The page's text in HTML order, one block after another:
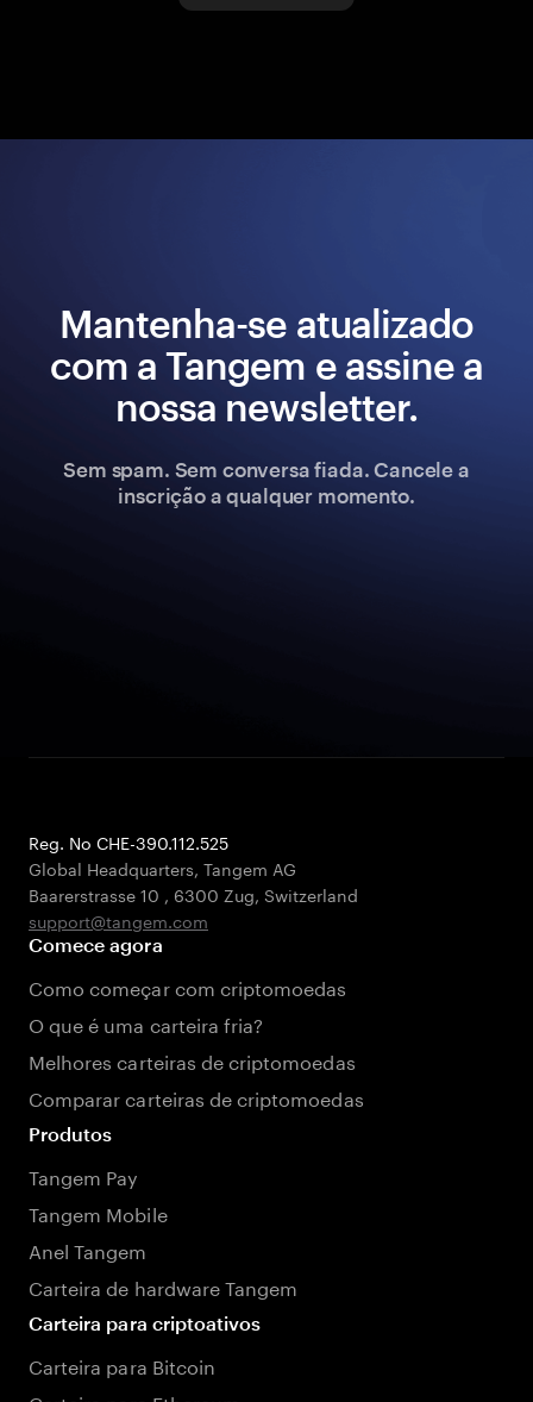
Mantenha-se atualizado
com a Tangem e assine a
nossa newsletter.
Sem spam. Sem conversa fiada. Cancele a
inscrição a qualquer momento.
Reg. No CHE-390.112.525
Global Headquarters, Tangem AG
Baarerstrasse 10 , 6300 Zug, Switzerland
support@tangem.com
Comece agora
Como começar com criptomoedas
O que é uma carteira fria?
Melhores carteiras de criptomoedas
Comparar carteiras de criptomoedas
Produtos
Tangem Pay
Tangem Mobile
Anel Tangem
Carteira de hardware Tangem
Carteira para criptoativos
Carteira para Bitcoin